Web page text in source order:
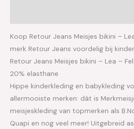
Koop Retour Jeans Meisjes bikini –
merk Retour Jeans voordelig bij
Retour Jeans Meisjes bikini – Lea –
20% elasthane
Hippe kinderkleding en babykleding
allermooiste merken: dát is
meisjeskleding van topmerken als
Quapi en nog veel meer! Uitgebreid